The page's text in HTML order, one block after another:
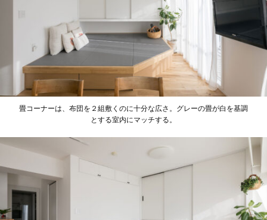
畳コーナーは、布団を２組敷くのに十分な広さ。グレーの畳が白を基調
とする室内にマッチする。